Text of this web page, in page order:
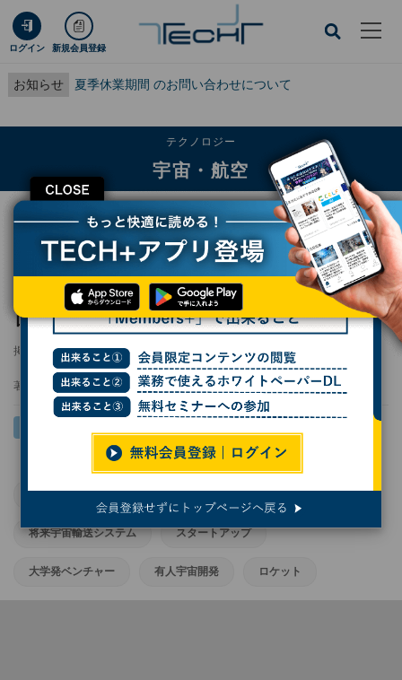
ログイン 新規会員登録
お知らせ 夏季休業期間 のお問い合わせについて
CLOSE
テクノロジー
宇宙・航空
TECH+ テクノロジー
宇宙・航空
ISCとLetara、ハイブリッドエンジンを用いたロケットシステムの開発へ連携
ISCとLetara、ハイブリッドエンジンを用いた
ロケットシステムの開発へ連携
掲載日 2025/04/14 15:41
著者： 鶴海大輔
宇宙 宇宙開発 宇宙ビジネス 宇宙利用
将来宇宙輸送システム スタートアップ
大学発ベンチャー 有人宇宙開発 ロケット